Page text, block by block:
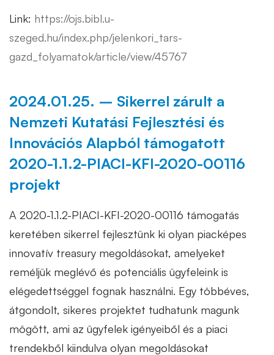
Link: https://ojs.bibl.u-
szeged.hu/index.php/jelenkori_tars-
gazd_folyamatok/article/view/45767
2024.01.25. – Sikerrel zárult a
Nemzeti Kutatási Fejlesztési és
Innovációs Alapból támogatott
2020-1.1.2-PIACI-KFI-2020-00116
projekt
A 2020-1.1.2-PIACI-KFI-2020-00116 támogatás
keretében sikerrel fejlesztünk ki olyan piacképes
innovatív treasury megoldásokat, amelyeket
reméljük meglévő és potenciális ügyfeleink is
elégedettséggel fognak használni. Egy többéves,
átgondolt, sikeres projektet tudhatunk magunk
mögött, ami az ügyfelek igényeiből és a piaci
trendekből kiindulva olyan megoldásokat